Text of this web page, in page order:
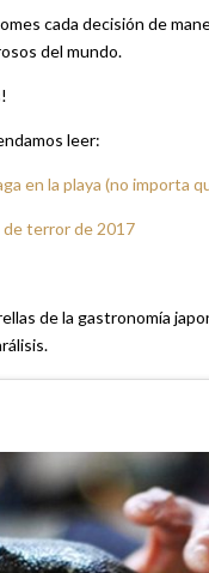
cada decisión de
del mundo.
leer:
en la playa (no importa
de terror de 2017
de la gastronomía